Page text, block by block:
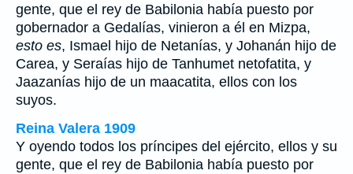
gente, que el rey de Babilonia había puesto por
gobernador a Gedalías, vinieron a él en Mizpa,
esto es, Ismael hijo de Netanías, y Johanán hijo de
Carea, y Seraías hijo de Tanhumet netofatita, y
Jaazanías hijo de un maacatita, ellos con los
suyos.
Reina Valera 1909
Y oyendo todos los príncipes del ejército, ellos y su
gente, que el rey de Babilonia había puesto por